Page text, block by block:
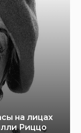
на лицах
Риццо